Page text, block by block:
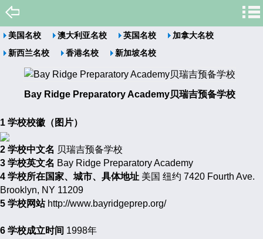
美国名校 澳大利亚名校 英国名校
加拿大名校
新西兰名校
香港名校 新加坡名校
Bay Ridge Preparatory Academy贝瑞吉预备学校
1 学校校徽（图片）
2 学校中文名 贝瑞吉预备学校
3 学校英文名 Bay Ridge Preparatory Academy
4 学校所在国家、城市、具体地址 美国 纽约 7420 Fourth Ave.
Brooklyn, NY 11209
5 学校网站http://www.bayridgeprep.org/
6 学校成立时间 1998年